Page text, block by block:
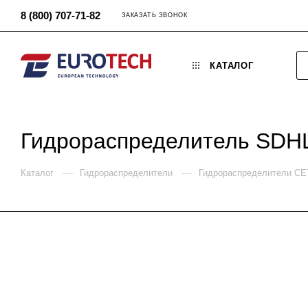
8 (800) 707-71-82 ЗАКАЗАТЬ ЗВОНОК
КАТАЛОГ
Гидрораспределитель
Каталог — Гидрораспределители — Гидрораспределители